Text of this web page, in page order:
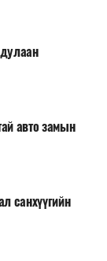
авто замын
санхүүгийн